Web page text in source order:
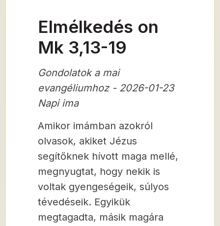
Elmélkedés on
Mk 3,13-19
Gondolatok a mai
evangéliumhoz - 2026-01-23
Napi ima
Amikor imámban azokról
olvasok, akiket Jézus
segítőknek hívott maga mellé,
megnyugtat, hogy nekik is
voltak gyengeségeik, súlyos
tévedéseik. Egyikük
megtagadta, másik magára